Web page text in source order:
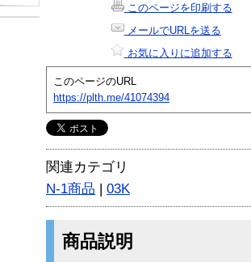
このページを印刷する
メールでURLを送る
お気に入りに追加する
このページのURL
https://plth.me/41074394
関連カテゴリ
N-1商品 | 03K
商品説明